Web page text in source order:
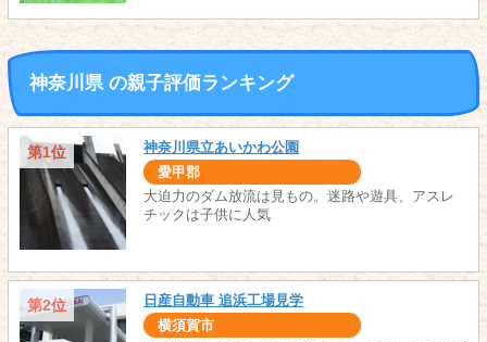
神奈川県 の親子評価ランキング
第1位 神奈川県立あいかわ公園
愛甲郡
大迫力のダム放流は見もの。迷路や遊具、アスレ
チックは子供に人気
第2位 日産自動車 追浜工場見学
横須賀市